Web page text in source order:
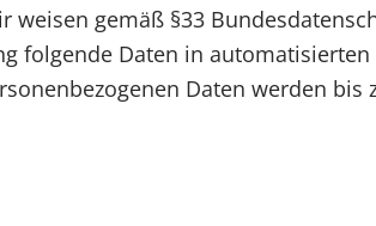
weisen gemäß §33
folgende Daten in
Daten werden